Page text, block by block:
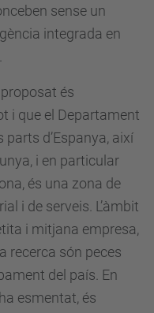
sense un
integrada en
és
i que el Departament
d’Espanya, així
i en particular
és una zona de
i de serveis. L’àmbit
i mitjana empresa,
recerca són peces
del país. En
esmentat, és